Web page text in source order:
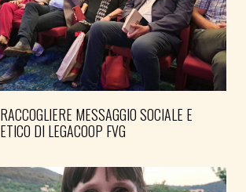
RACCOGLIERE MESSAGGIO SOCIALE E
ETICO DI LEGACOOP FVG